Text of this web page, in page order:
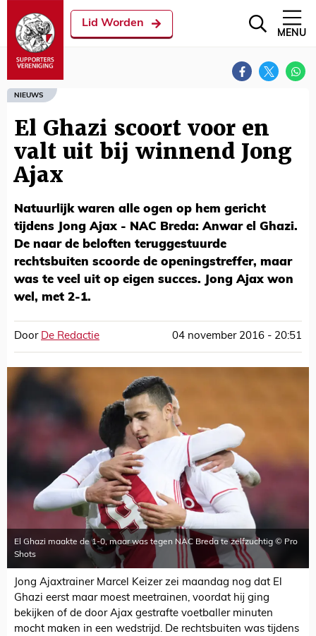
Lid Worden
MENU
NIEUWS
El Ghazi scoort voor en
valt uit bij winnend Jong
Ajax
Natuurlijk waren alle ogen op hem gericht
tijdens Jong Ajax - NAC Breda: Anwar el Ghazi.
De naar de beloften teruggestuurde
rechtsbuiten scoorde de openingstreffer, maar
was te veel uit op eigen succes. Jong Ajax won
wel, met 2-1.
Door De Redactie 04 november 2016 - 20:51
El Ghazi maakte de 1-0, maar was tegen NAC Breda te zelfzuchtig © Pro
Shots
Jong Ajaxtrainer Marcel Keizer zei maandag nog dat El
Ghazi eerst maar moest meetrainen, voordat hij ging
bekijken of de door Ajax gestrafte voetballer minuten
mocht maken in een wedstrijd. De rechtsbuiten was tijdens